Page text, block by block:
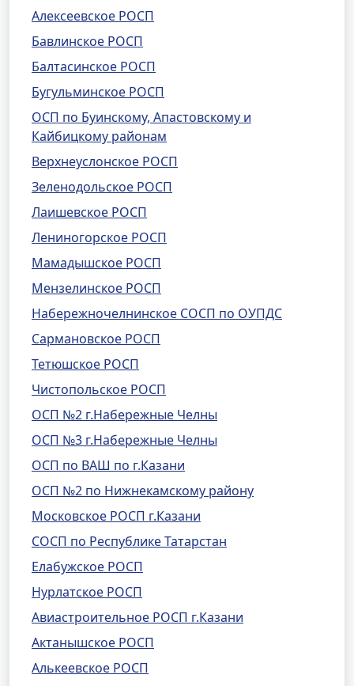
Алексеевское РОСП
Бавлинское РОСП
Балтасинское РОСП
Бугульминское РОСП
ОСП по Буинскому, Апастовскому и
Кайбицкому районам
Верхнеуслонское РОСП
Зеленодольское РОСП
Лаишевское РОСП
Лениногорское РОСП
Мамадышское РОСП
Мензелинское РОСП
Набережночелнинское СОСП по ОУПДС
Сармановское РОСП
Тетюшское РОСП
Чистопольское РОСП
ОСП №2 г.Набережные Челны
ОСП №3 г.Набережные Челны
ОСП по ВАШ по г.Казани
ОСП №2 по Нижнекамскому району
Московское РОСП г.Казани
СОСП по Республике Татарстан
Елабужское РОСП
Нурлатское РОСП
Авиастроительное РОСП г.Казани
Актанышское РОСП
Алькеевское РОСП